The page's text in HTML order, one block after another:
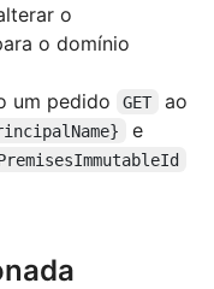
o
o domínio
um pedido
GET
ao
e